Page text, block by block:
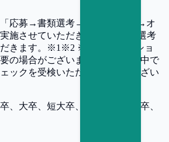
「応募→書類選考→面接(複数回)→オ
施させていただきます。 SPIを選考
きます。※1※2 ※1.SPIはポジショ
の場合がございます ※2.選考の中で
ックを受検いただく可能性がござい
、大卒、短大卒、専門卒、高専卒、